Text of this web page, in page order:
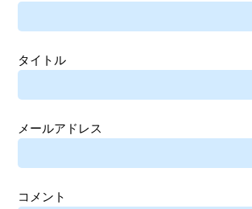
タイトル
メールアドレス
コメント